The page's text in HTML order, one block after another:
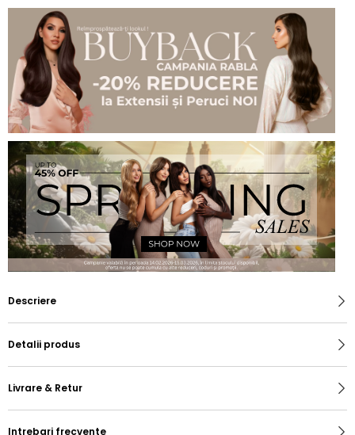
Descriere
Detalii produs
Livrare & Retur
Intrebari frecvente